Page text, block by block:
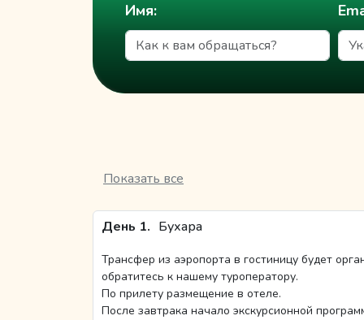
Имя:
Показать все
День 1. Бухара
Трансфер из аэропорта в гостиницу будет
обратитесь к нашему туроператору.
По прилету размещение в отеле.
После завтрака начало экскурсионной